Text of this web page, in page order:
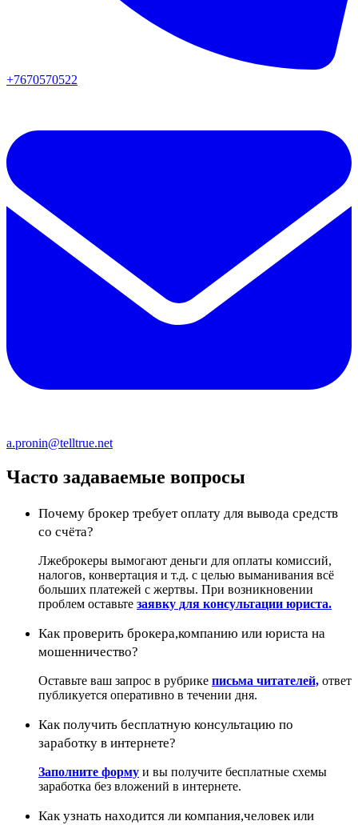
+7670570522
a.pronin@telltrue.net
Часто задаваемые вопросы
Почему брокер требует оплату для вывода средств
со счёта?
Лжеброкеры вымогают деньги для оплаты комиссий,
налогов, конвертация и т.д. с целью выманивания всё
больших платежей с жертвы. При возникновении
проблем оставьте заявку для консультации юриста.
Как проверить брокера,компанию или юриста на
мошенничество?
Оставьте ваш запрос в рубрике письма читателей, ответ
публикуется оперативно в течении дня.
Как получить бесплатную консультацию по
заработку в интернете?
Заполните форму и вы получите бесплатные схемы
заработка без вложений в интернете.
Как узнать находится ли компания,человек или